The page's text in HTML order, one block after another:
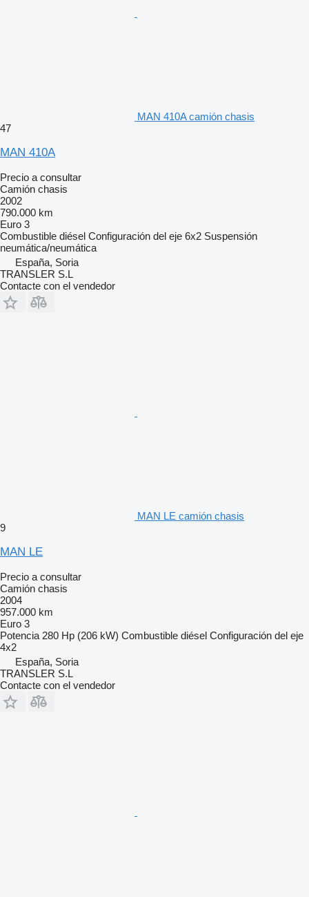
MAN 410A camión chasis
47
MAN 410A
Precio a consultar
Camión chasis
2002
790.000 km
Euro 3
Combustible diésel Configuración del eje 6x2 Suspensión
neumática/neumática
España, Soria
TRANSLER S.L
Contacte con el vendedor
MAN LE camión chasis
9
MAN LE
Precio a consultar
Camión chasis
2004
957.000 km
Euro 3
Potencia 280 Hp (206 kW) Combustible diésel Configuración del eje
4x2
España, Soria
TRANSLER S.L
Contacte con el vendedor